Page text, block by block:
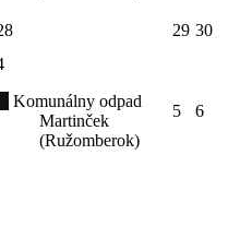
29 30
Komunálny odpad
Martinček
(Ružomberok)
5 6